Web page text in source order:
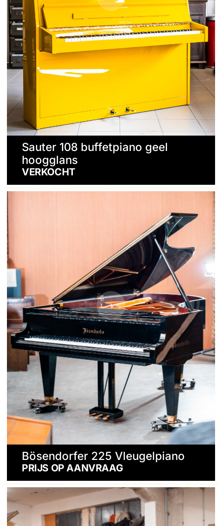
Sauter 108 buffetpiano geel
hoogglans
VERKOCHT
Bösendorfer 225 Vleugelpiano
PRIJS OP AANVRAAG